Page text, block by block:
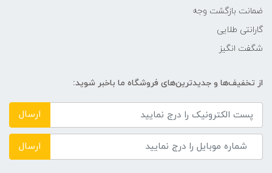
4 میلی‌ثانیه
زاویه دید (افقی/عمودی)
178/178
ضمانت بازگشت وجه
گارانتی طلایی
شگفت انگیز
از تخفیف‌ها و جدیدترین‌های فروشگاه ما باخبر شوید:
ارسال
ارسال